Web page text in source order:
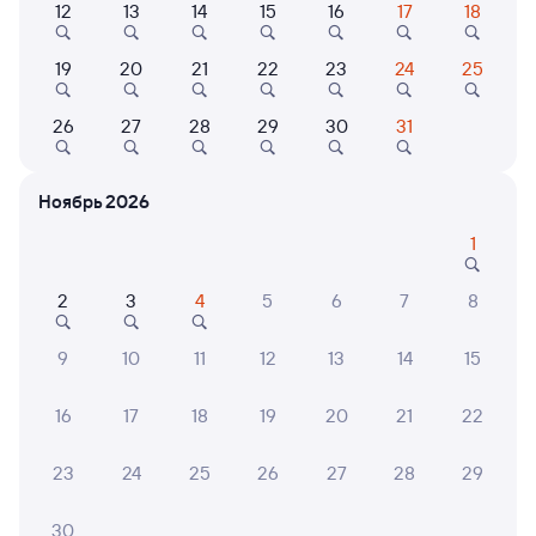
Выберите дату
Найдём билет на поезд за вас
Даже если сейчас нет мест
Искать билеты
Отзывы пассажиров Туту о поездах
по этому направлению
Мы отображаем актуальные отзывы и не удаляем
работал. Хотелось бы уже в новых вагонах ездить на
12 13 14 15 16 17 18
19 20 21 22 23 24 25
26 27 28 29 30 31
Ноябрь 2026
1
2 3 4 5 6 7 8
9 10 11 12 13 14 15
16 17 18 19 20 21 22
23 24 25 26 27 28 29
30